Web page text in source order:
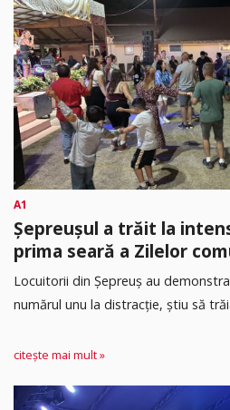
A1
Șepreușul a trăit la
prima seară a Zilelor
Locuitorii din Șepreuș au
numărul unu la distracție, știu să
citește mai mult »